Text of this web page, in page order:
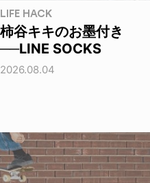
LIFE HACK
柿谷キキのお墨付き
──LINE SOCKS
2026.08.04